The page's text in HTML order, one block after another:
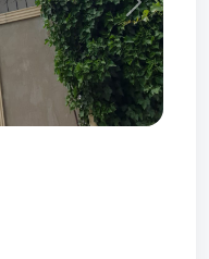
Next